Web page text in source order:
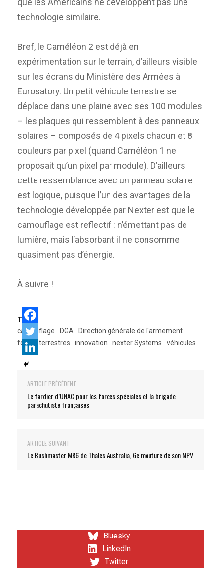
que les Américains ne développent pas une
technologie similaire.
Bref, le Caméléon 2 est déjà en
expérimentation sur le terrain, d’ailleurs visible
sur les écrans du Ministère des Armées à
Eurosatory. Un petit véhicule terrestre se
déplace dans une plaine avec ses 100 modules
– les plaques qui ressemblent à des panneaux
solaires – composés de 4 pixels chacun et 8
couleurs par pixel (quand Caméléon 1 ne
proposait qu’un pixel par module). D’ailleurs
cette ressemblance avec un panneau solaire
est logique, puisque l’un des avantages de la
technologie développée par Nexter est que le
camouflage est reflectif : n’émettant pas de
lumière, mais l’absorbant il ne consomme
quasiment pas d’énergie.
À suivre !
Tags:
camouflage
DGA
Direction générale de l'armement
forces terrestres
innovation nexter Systems véhicules
ARTICLE PRÉCÉDENT
Le fardier d’UNAC pour les forces spéciales et la brigade
parachutiste françaises
ARTICLE SUIVANT
Le Bushmaster MR6 de Thales Australia, 6e mouture de son MPV
Bluesky
LinkedIn
Twitter